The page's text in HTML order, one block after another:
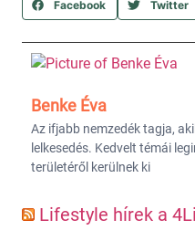
Facebook Twitter
Benke Éva
Az ifjabb nemzedék tagja,
lelkesedés. Kedvelt témái
területéről kerülnek ki
Lifestyle hírek a